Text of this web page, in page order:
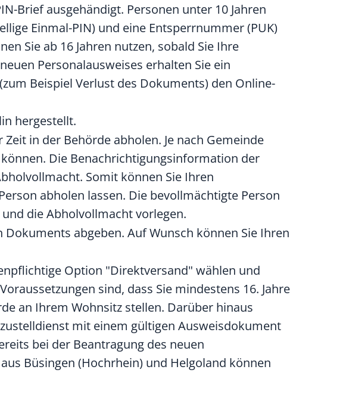
Briefausgehändigt. Personen unter 10 Jahren
Einmal-PIN) und eine Entsperrnummer (PUK)
Sie ab 16 Jahren nutzen, sobald Sie Ihre
Personalausweises erhalten Sie ein
Beispiel Verlust des Dokuments) den Online-
hergestellt.
in der Behörde abholen. Je nach Gemeinde
Die Benachrichtigungsinformation der
Somit können Sie Ihren
abholen lassen. Die bevollmächtigte Person
die Abholvollmacht vorlegen.
abgeben. Auf Wunsch können Sie Ihren
Option "Direktversand" wählen und
Voraussetzungen sind, dass Sie mindestens 16. Jahre
an Ihrem Wohnsitz stellen. Darüber hinaus
mit einem gültigen Ausweisdokument
bei der Beantragung des neuen
Büsingen (Hochrhein) und Helgoland können